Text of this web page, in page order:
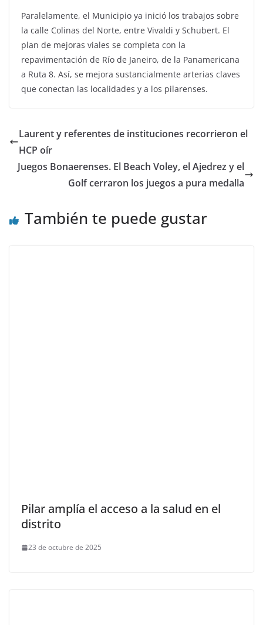
Paralelamente, el Municipio ya inició los trabajos sobre
la calle Colinas del Norte, entre Vivaldi y Schubert. El
plan de mejoras viales se completa con la
repavimentación de Río de Janeiro, de la Panamericana
a Ruta 8. Así, se mejora sustancialmente arterias claves
que conectan las localidades y a los pilarenses.
Laurent y referentes de instituciones recorrieron el
HCP oír
Juegos Bonaerenses. El Beach Voley, el Ajedrez y el
Golf cerraron los juegos a pura medalla
También te puede gustar
Pilar amplía el acceso a la salud en el
distrito
23 de octubre de 2025